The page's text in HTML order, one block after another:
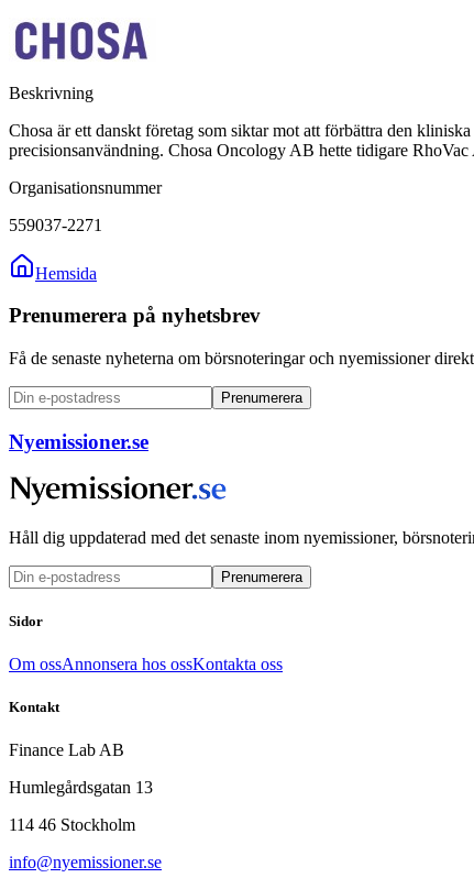
Beskrivning
Chosa är ett danskt företag som siktar mot att förbättra den
precisionsanvändning. Chosa Oncology AB hette tidigare RhoVac
Organisationsnummer
559037-2271
Hemsida
Prenumerera på nyhetsbrev
Få de senaste nyheterna om börsnoteringar och nyemissioner
Prenumerera
Nyemissioner.se
Håll dig uppdaterad med det senaste inom nyemissioner,
Prenumerera
Sidor
Om ossAnnonsera hos ossKontakta oss
Kontakt
Finance Lab AB
Humlegårdsgatan 13
114 46 Stockholm
info@nyemissioner.se